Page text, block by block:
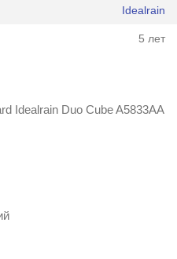
Idealrain
5 лет
Idealrain Duo Cube A5833AA